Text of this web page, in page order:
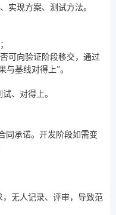
实现方案、测试方法。
可向验证阶段移交，通过
与基线对得上”。
、对得上。
同承诺。开发阶段如需变
无人记录、评审，导致范